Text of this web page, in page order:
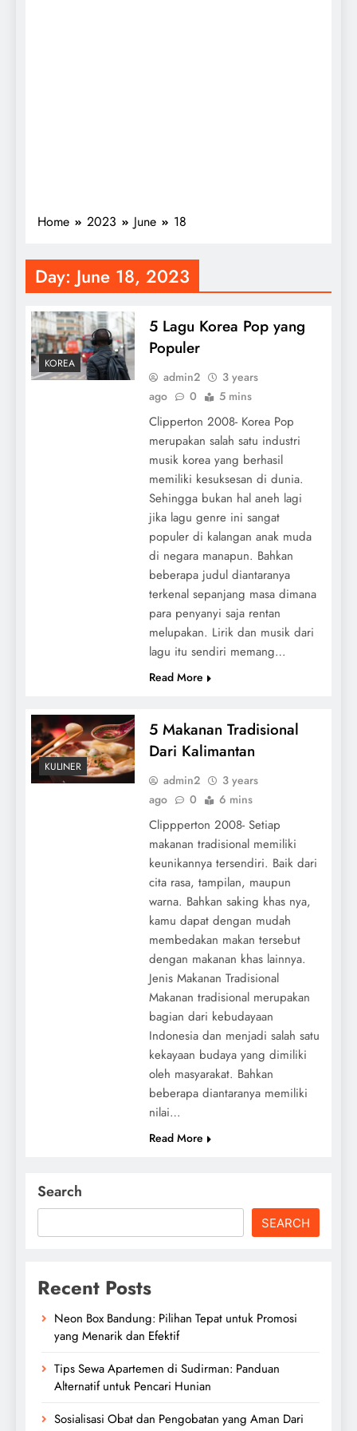
Home 2023 June 18
Day: June 18, 2023
KOREA
5 Lagu Korea Pop yang
Populer
admin2
3 years
ago
0 5 mins
Clipperton 2008- Korea Pop
merupakan salah satu industri
musik korea yang berhasil
memiliki kesuksesan di dunia.
Sehingga bukan hal aneh lagi
jika lagu genre ini sangat
populer di kalangan anak muda
di negara manapun. Bahkan
beberapa judul diantaranya
terkenal sepanjang masa dimana
para penyanyi saja rentan
melupakan. Lirik dan musik dari
lagu itu sendiri memang…
Read More
KULINER
5 Makanan Tradisional
Dari Kalimantan
admin2
3 years
ago
0 6 mins
Clippperton 2008- Setiap
makanan tradisional memiliki
keunikannya tersendiri. Baik dari
cita rasa, tampilan, maupun
warna. Bahkan saking khas nya,
kamu dapat dengan mudah
membedakan makan tersebut
dengan makanan khas lainnya.
Jenis Makanan Tradisional
Makanan tradisional merupakan
bagian dari kebudayaan
Indonesia dan menjadi salah satu
kekayaan budaya yang dimiliki
oleh masyarakat. Bahkan
beberapa diantaranya memiliki
nilai…
Read More
Search
SEARCH
Recent Posts
Neon Box Bandung: Pilihan Tepat untuk Promosi
yang Menarik dan Efektif
Tips Sewa Apartemen di Sudirman: Panduan
Alternatif untuk Pencari Hunian
Sosialisasi Obat dan Pengobatan yang Aman Dari